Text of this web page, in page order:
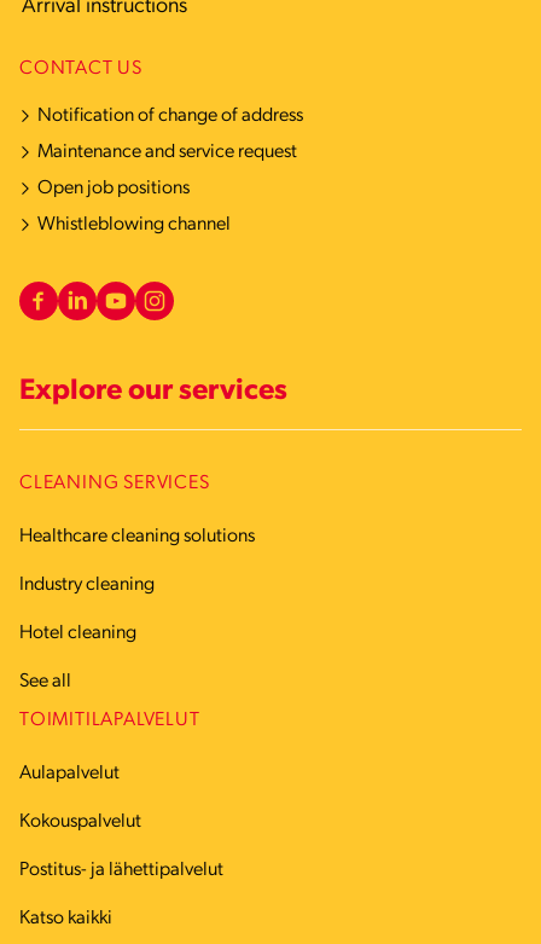
Arrival instructions
CONTACT US
Notification of change of address
Maintenance and service request
Open job positions
Whistleblowing channel
Explore our services
CLEANING SERVICES
Healthcare cleaning solutions
Industry cleaning
Hotel cleaning
See all
TOIMITILAPALVELUT
Aulapalvelut
Kokouspalvelut
Postitus- ja lähettipalvelut
Katso kaikki